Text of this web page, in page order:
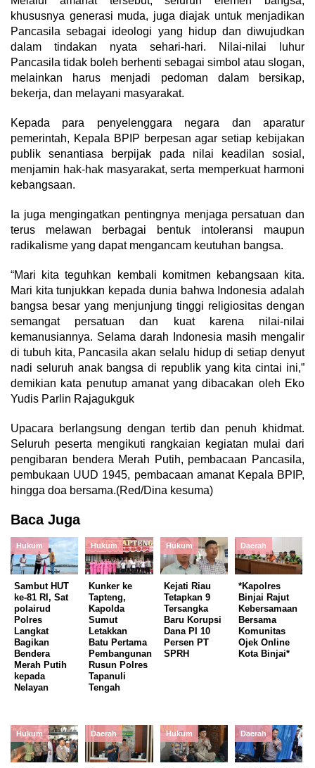
khususnya generasi muda, juga diajak untuk menjadikan
Pancasila sebagai ideologi yang hidup dan diwujudkan
dalam tindakan nyata sehari-hari. Nilai-nilai luhur
Pancasila tidak boleh berhenti sebagai simbol atau slogan,
melainkan harus menjadi pedoman dalam bersikap,
bekerja, dan melayani masyarakat.
Kepada para penyelenggara negara dan aparatur
pemerintah, Kepala BPIP berpesan agar setiap kebijakan
publik senantiasa berpijak pada nilai keadilan sosial,
menjamin hak-hak masyarakat, serta memperkuat harmoni
kebangsaan.
Ia juga mengingatkan pentingnya menjaga persatuan dan
terus melawan berbagai bentuk intoleransi maupun
radikalisme yang dapat mengancam keutuhan bangsa.
“Mari kita teguhkan kembali komitmen kebangsaan kita.
Mari kita tunjukkan kepada dunia bahwa Indonesia adalah
bangsa besar yang menjunjung tinggi religiositas dengan
semangat persatuan dan kuat karena nilai-nilai
kemanusiannya. Selama darah Indonesia masih mengalir
di tubuh kita, Pancasila akan selalu hidup di setiap denyut
nadi seluruh anak bangsa di republik yang kita cintai ini,”
demikian kata penutup amanat yang dibacakan oleh Eko
Yudis Parlin Rajagukguk
Upacara berlangsung dengan tertib dan penuh khidmat.
Seluruh peserta mengikuti rangkaian kegiatan mulai dari
pengibaran bendera Merah Putih, pembacaan Pancasila,
pembukaan UUD 1945, pembacaan amanat Kepala BPIP,
hingga doa bersama.(Red/Dina kesuma)
Baca Juga
Hukum
Sambut HUT
ke-81 RI, Sat
polairud
Polres
Langkat
Bagikan
Bendera
Merah Putih
kepada
Nelayan
Hukum
Kunker ke
Tapteng,
Kapolda
Sumut
Letakkan
Batu Pertama
Pembangunan
Rusun Polres
Tapanuli
Tengah
Hukum
Kejati Riau
Tetapkan 9
Tersangka
Baru Korupsi
Dana PI 10
Persen PT
SPRH
Daerah
*Kapolres
Binjai Rajut
Kebersamaan
Bersama
Komunitas
Ojek Online
Kota Binjai*
Hukum Daerah Hukum Daerah